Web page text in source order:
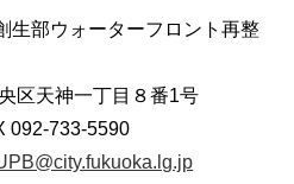
部ウォーターフロント再整
天神一丁目８番1号
092-733-5590